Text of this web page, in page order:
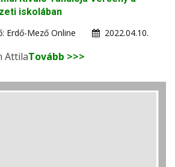
iskolában
Erdő-Mező Online
2022.04.10.
AttilaTovább >>>